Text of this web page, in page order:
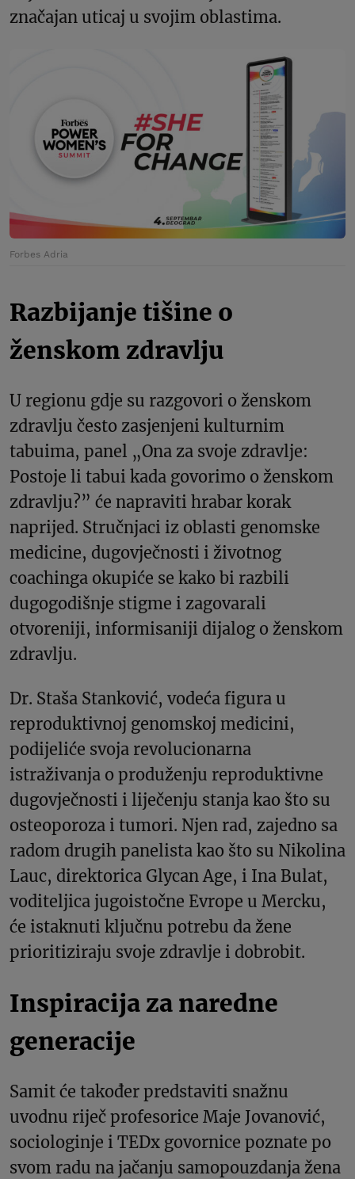
značajan uticaj u svojim oblastima.
Forbes Adria
Razbijanje tišine o
ženskom zdravlju
U regionu gdje su razgovori o ženskom
zdravlju često zasjenjeni kulturnim
tabuima, panel „Ona za svoje zdravlje:
Postoje li tabui kada govorimo o ženskom
zdravlju?” će napraviti hrabar korak
naprijed. Stručnjaci iz oblasti genomske
medicine, dugovječnosti i životnog
coachinga okupiće se kako bi razbili
dugogodišnje stigme i zagovarali
otvoreniji, informisaniji dijalog o ženskom
zdravlju.
Dr. Staša Stanković, vodeća figura u
reproduktivnoj genomskoj medicini,
podijeliće svoja revolucionarna
istraživanja o produženju reproduktivne
dugovječnosti i liječenju stanja kao što su
osteoporoza i tumori. Njen rad, zajedno sa
radom drugih panelista kao što su Nikolina
Lauc, direktorica Glycan Age, i Ina Bulat,
voditeljica jugoistočne Evrope u Mercku,
će istaknuti ključnu potrebu da žene
prioritiziraju svoje zdravlje i dobrobit.
Inspiracija za naredne
generacije
Samit će također predstaviti snažnu
uvodnu riječ profesorice Maje Jovanović,
sociologinje i TEDx govornice poznate po
svom radu na jačanju samopouzdanja žena